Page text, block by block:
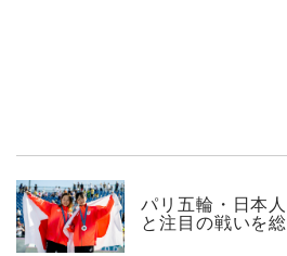
パリ五輪・日本
と注目の戦いを